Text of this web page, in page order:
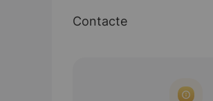
Contacte